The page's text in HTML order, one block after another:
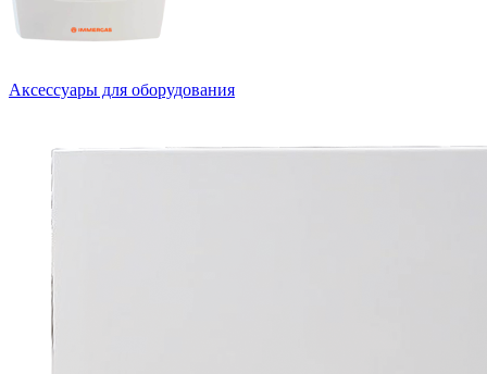
Аксессуары для оборудования